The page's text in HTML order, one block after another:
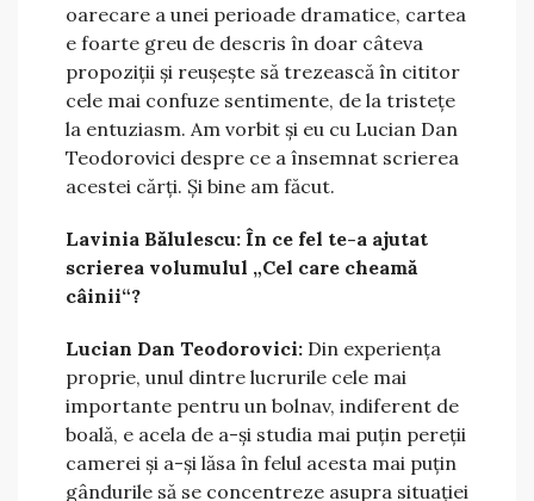
oarecare a unei perioade dramatice, cartea
e foarte greu de descris în doar câteva
propoziții și reușește să trezească în cititor
cele mai confuze sentimente, de la tristețe
la entuziasm. Am vorbit și eu cu Lucian Dan
Teodorovici despre ce a însemnat scrierea
acestei cărți. Și bine am făcut.
Lavinia Bălulescu: În ce fel te-a ajutat
scrierea volumulul „Cel care cheamă
câinii“?
Lucian Dan Teodorovici: Din experiența
proprie, unul dintre lucrurile cele mai
importante pentru un bolnav, indiferent de
boală, e acela de a-și studia mai puțin pereții
camerei și a-și lăsa în felul acesta mai puțin
gândurile să se concentreze asupra situației